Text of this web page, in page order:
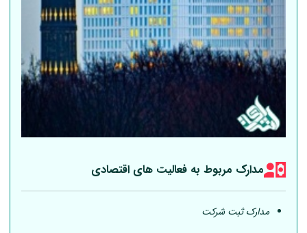
مدارک مربوط به فعالیت های اقتصادی
مدارک ثبت شرکت